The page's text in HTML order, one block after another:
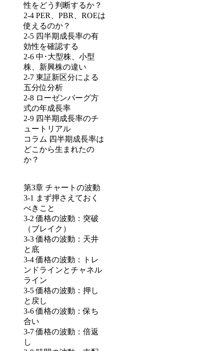
性をどう判断するか？
2-4 PER、PBR、ROEは
使えるのか？
2-5 四半期成長率の有
効性を確認する
2-6 中･大型株、小型
株、新興株の違い
2-7 東証新区分による
五分位分析
2-8 ローゼンバーグ方
式の年成長率
2-9 四半期成長率のチ
ュートリアル
コラム 四半期成長率は
どこから生まれたの
か？
第3章 チャートの波動
3-1 まず押さえておく
べきこと
3-2 価格の波動：突破
（ブレイク）
3-3 価格の波動：天井
と底
3-4 価格の波動：トレ
ンドラインとチャネル
ライン
3-5 価格の波動：押し
と戻し
3-6 価格の波動：保ち
合い
3-7 価格の波動：倍返
し